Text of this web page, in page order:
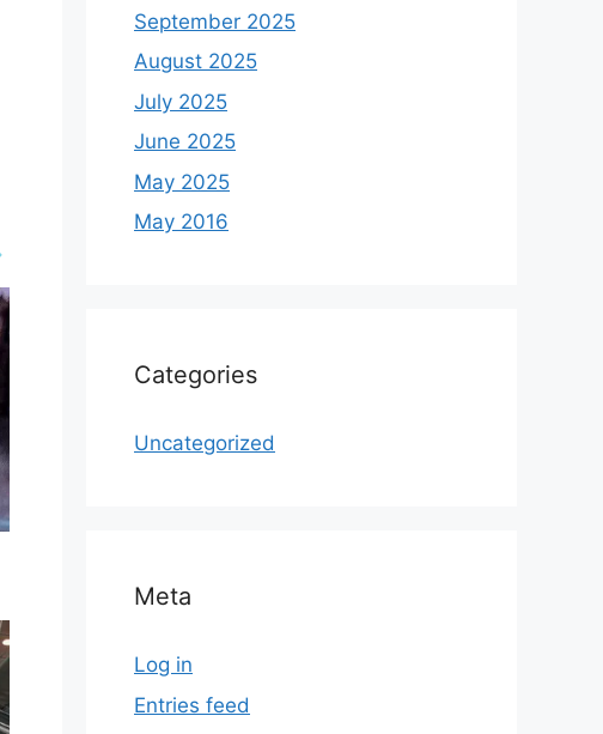
September 2025
August 2025
July 2025
June 2025
May 2025
May 2016
Categories
Uncategorized
Meta
Log in
Entries feed